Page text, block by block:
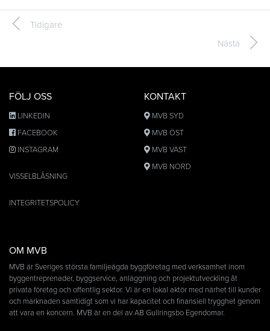
Tidigare
Nästa
FÖLJ OSS
LINKEDIN
FACEBOOK
INSTAGRAM
VISSELBLÅSNING
INTEGRITETSPOLICY
KONTAKT
MVB SYD
MVB ÖST
MVB VÄST
MVB NORD
OM MVB
MVB är Sveriges största familjeägda byggföretag med verksamhet inom
byggentreprenader, byggservice, anläggning och projektutveckling åt
privata företag och offentlig sektor. Vi är en lokal aktör med närhet till kunder
och marknaden samtidigt som vi har kapacitet och finansiell trygghet genom
att vara en koncern. MVB är en del av AB Gullringsbo Egendomar.